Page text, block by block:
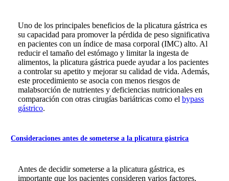
Uno de los principales beneficios de la plicatura gástrica es
su capacidad para promover la pérdida de peso significativa
en pacientes con un índice de masa corporal (IMC) alto. Al
reducir el tamaño del estómago y limitar la ingesta de
alimentos, la plicatura gástrica puede ayudar a los pacientes
a controlar su apetito y mejorar su calidad de vida. Además,
este procedimiento se asocia con menos riesgos de
malabsorción de nutrientes y deficiencias nutricionales en
comparación con otras cirugías bariátricas como el bypass
gástrico.
Consideraciones antes de someterse a la plicatura gástrica
Antes de decidir someterse a la plicatura gástrica, es
importante que los pacientes consideren varios factores,